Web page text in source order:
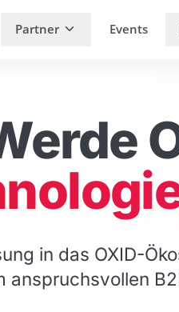
Partner Events
in das OXID-
anspruchsvollen